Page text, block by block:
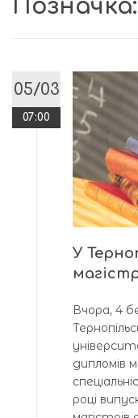
Позначка:
05/03
07:00
У
Вчора, 4
дипломів
році